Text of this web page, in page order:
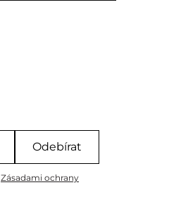
Odebírat
Zásadami ochrany